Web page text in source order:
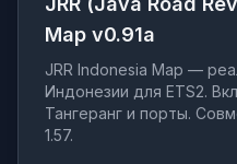
Map v0.91a
JRR Indonesia Map —
Индонезии для ETS2.
Тангеранг и порты.
1.57.